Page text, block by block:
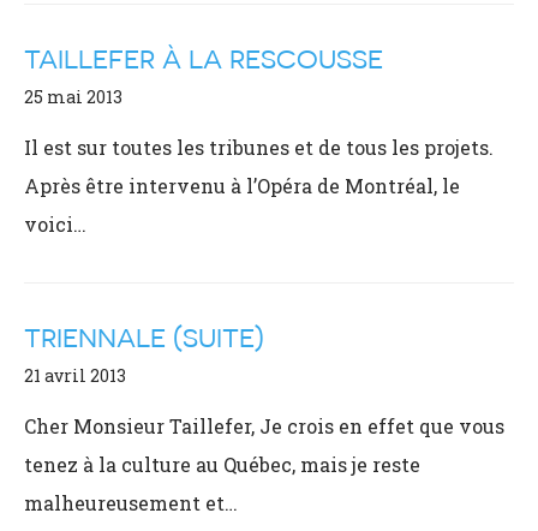
TAILLEFER À LA RESCOUSSE
25 mai 2013
Il est sur toutes les tribunes et de tous les projets.
Après être intervenu à l’Opéra de Montréal, le
voici…
TRIENNALE (SUITE)
21 avril 2013
Cher Monsieur Taillefer, Je crois en effet que vous
tenez à la culture au Québec, mais je reste
malheureusement et…